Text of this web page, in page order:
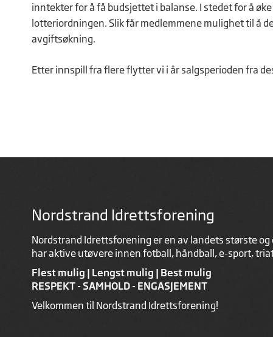
inntekter for å få budsjettet i balanse. I stedet for å
lotteriordningen. Slik får medlemmene mulighet til å
avgiftsøkning.
Etter innspill fra flere flytter vi i år salgsperioden fra
Nordstrand Idrettsforening
Nordstrand Idrettsforening er en av landets største
har aktive utøvere innen fotball, håndball, e-sport,
Flest mulig | Lengst mulig | Best mulig
RESPEKT - SAMHOLD - ENGASJEMENT
Velkommen til Nordstrand Idrettsforening!